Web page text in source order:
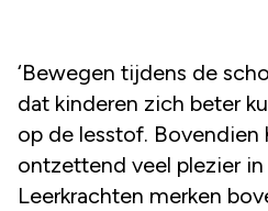
‘Bewegen tijdens de
dat kinderen zich beter
op de lesstof. Bovendien
ontzettend veel plezier
Leerkrachten merken